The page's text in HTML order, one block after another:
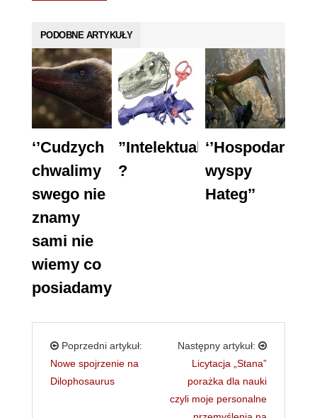
PODOBNE ARTYKUŁY
‘’Cudzych
chwalimy
swego nie
znamy
sami nie
wiemy co
posiadamy’’
”Intelektualiści”
?
‘’Hospodar
wyspy
Hateg’’
Poprzedni artykuł:
Nowe spojrzenie na
Dilophosaurus
Następny artykuł:
Licytacja „Stana”
porażka dla nauki
czyli moje personalne